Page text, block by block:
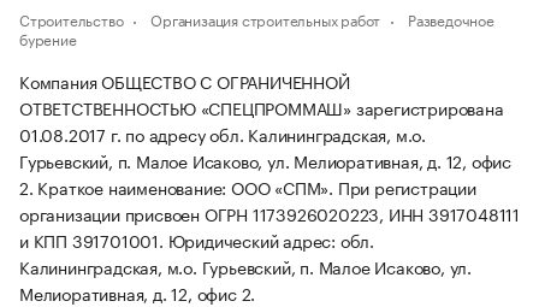
Строительство Организация строительных работ
Разведочное
бурение
Компания ОБЩЕСТВО С ОГРАНИЧЕННОЙ
ОТВЕТСТВЕННОСТЬЮ «СПЕЦПРОММАШ» зарегистрирована
01.08.2017 г. по адресу обл. Калининградская, м.о.
Гурьевский, п. Малое Исаково, ул. Мелиоративная, д. 12, офис
2. Краткое наименование: ООО «СПМ». При регистрации
организации присвоен ОГРН 1173926020223, ИНН 3917048111
и КПП 391701001. Юридический адрес: обл.
Калининградская, м.о. Гурьевский, п. Малое Исаково, ул.
Мелиоративная, д. 12, офис 2.